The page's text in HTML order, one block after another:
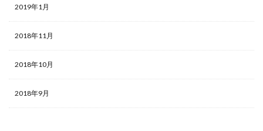
2019年1月
2018年11月
2018年10月
2018年9月